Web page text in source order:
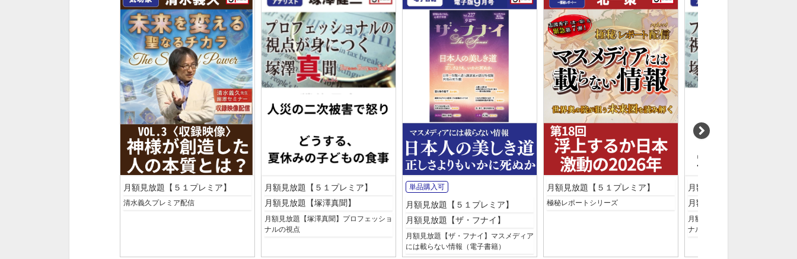
月額見放題【５１プレミア】
清水義久プレミア配信
月額見放題【５１プレミア】
月額見放題【塚澤真聞】
月額見放題【塚澤真聞】プロフェッショ
ナルの視点
単品購入可
月額見放題【５１プレミア】
月額見放題【ザ・フナイ】
月額見放題【ザ・フナイ】マスメディア
には載らない情報（電子書籍）
月額見放題【５１プレミア】
極秘レポートシリーズ
月額見放題【５１プレミア】
月額見放題【塚澤真聞】
月額見放題【塚澤真聞】プロフェ
ナルの視点